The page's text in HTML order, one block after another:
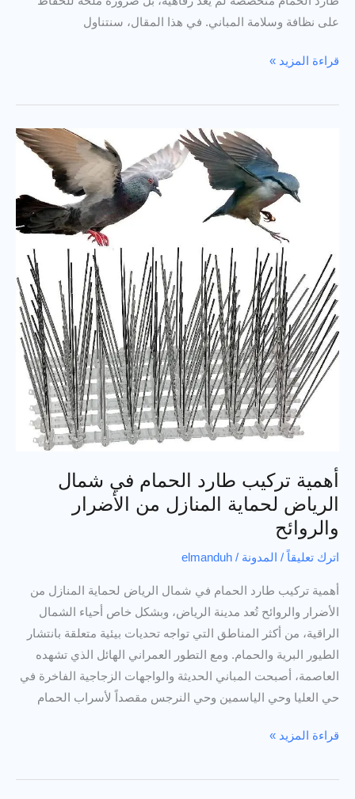
على نظافة وسلامة المباني. في هذا المقال، سنتناول
أسعار
تركيب
النوع
المناسب
قراءة المزيد »
أهمية تركيب طارد الحمام في شمال
الرياض لحماية المنازل من الأضرار
والروائح
اترك تعليقاً / المدونة /
elmanduh
أهمية تركيب طارد الحمام في شمال الرياض لحماية المنازل من
الأضرار والروائح تُعد مدينة الرياض، وبشكل خاص أحياء الشمال
الراقية، من أكثر المناطق التي تواجه تحديات بيئية متعلقة بانتشار
الطيور البرية والحمام. ومع التطور العمراني الهائل الذي تشهده
العاصمة، أصبحت المباني الحديثة والواجهات الزجاجية الفاخرة في
حي العليا وحي الياسمين وحي النرجس مقصداً لأسراب الحمام
أهمية
طارد
قراءة المزيد »